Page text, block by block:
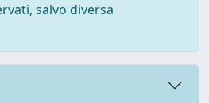
salvo diversa